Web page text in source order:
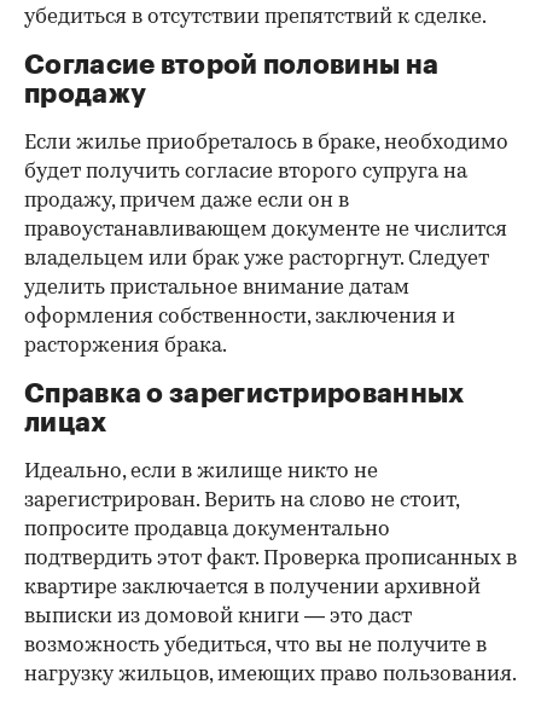
убедиться в отсутствии препятствий к сделке.
Согласие второй половины на
продажу
Если жилье приобреталось в браке, необходимо
будет получить согласие второго супруга на
продажу, причем даже если он в
правоустанавливающем документе не числится
владельцем или брак уже расторгнут. Следует
уделить пристальное внимание датам
оформления собственности, заключения и
расторжения брака.
Справка о зарегистрированных
лицах
Идеально, если в жилище никто не
зарегистрирован. Верить на слово не стоит,
попросите продавца документально
подтвердить этот факт. Проверка прописанных в
квартире заключается в получении архивной
выписки из домовой книги — это даст
возможность убедиться, что вы не получите в
нагрузку жильцов, имеющих право пользования.